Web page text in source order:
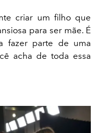
criar um filho que
para ser mãe. É
fazer parte de uma
acha de toda essa